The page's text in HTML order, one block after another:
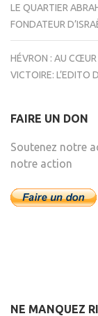
LE QUARTIER
FONDATEUR
HÉVRON : AU CŒUR
VICTOIRE: L’EDITO
FAIRE UN DON
Soutenez notre
notre action
NE MANQUEZ